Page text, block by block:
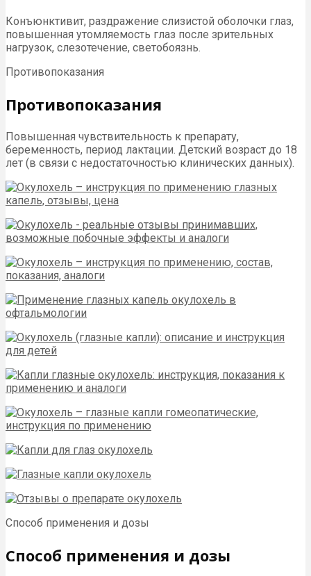
Конъюнктивит, раздражение слизистой оболочки глаз,
повышенная утомляемость глаз после зрительных
нагрузок, слезотечение, светобоязнь.
Противопоказания
Противопоказания
Повышенная чувствительность к препарату,
беременность, период лактации. Детский возраст до 18
лет (в связи с недостаточностью клинических данных).
Способ применения и дозы
Способ применения и дозы